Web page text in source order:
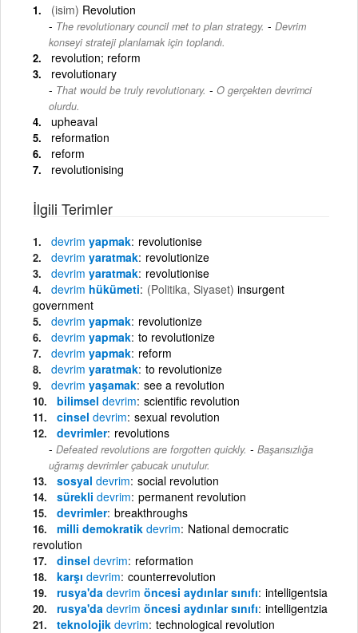
(isim) Revolution
The revolutionary council met to plan strategy. - Devrim
konseyi strateji planlamak için toplandı.
revolution; reform
revolutionary
That would be truly revolutionary. - O gerçekten devrimci
olurdu.
upheaval
reformation
reform
revolutionising
İlgili Terimler
devrim yapmak revolutionise
devrim yaratmak revolutionize
devrim yaratmak revolutionise
devrim hükümeti (Politika, Siyaset) insurgent
government
devrim yapmak revolutionize
devrim yapmak to revolutionize
devrim yapmak reform
devrim yaratmak to revolutionize
devrim yaşamak see a revolution
bilimsel devrim scientific revolution
cinsel devrim sexual revolution
devrimler revolutions
Defeated revolutions are forgotten quickly. - Başarısızlığa
uğramış devrimler çabucak unutulur.
sosyal devrim social revolution
sürekli devrim permanent revolution
devrimler breakthroughs
milli demokratik devrim National democratic
revolution
dinsel devrim reformation
karşı devrim counterrevolution
rusya'da devrim öncesi aydınlar sınıfı intelligentsia
rusya'da devrim öncesi aydınlar sınıfı intelligentzia
teknolojik devrim technological revolution